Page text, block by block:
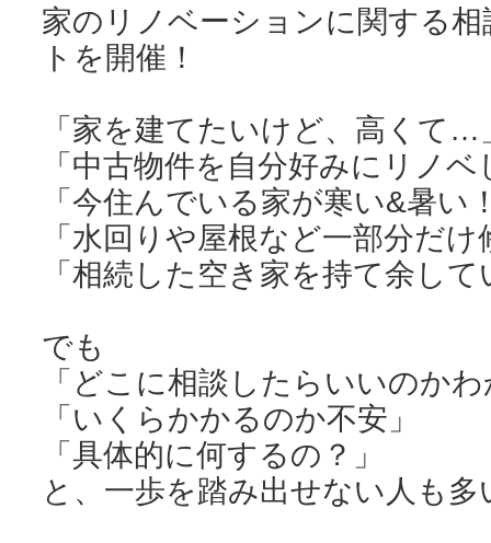
家のリノベーションに関する
トを開催！
「家を建てたいけど、高くて…
「中古物件を自分好みにリノ
「今住んでいる家が寒い&暑い
「水回りや屋根など一部分だ
「相続した空き家を持て余して
でも
「どこに相談したらいいのか
「いくらかかるのか不安」
「具体的に何するの？」
と、一歩を踏み出せない人も多